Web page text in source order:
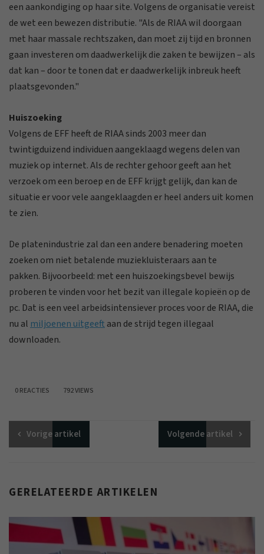
een aankondiging op haar site. Volgens de organisatie vereist
de wet een bewezen distributie. "Als de RIAA wil doorgaan
met haar massale rechtszaken, dan moet zij tijd en bronnen
gaan investeren om daadwerkelijk die zaken te bewijzen – als
dat kan – door te tonen dat er daadwerkelijk inbreuk heeft
plaatsgevonden."
Huiszoeking
Volgens de EFF heeft de RIAA sinds 2003 meer dan
twintigduizend individuen aangeklaagd wegens delen van
muziek op internet. Als de rechter gehoor geeft aan het
verzoek om een beroep en de EFF krijgt gelijk, dan kan de
situatie er voor vele aangeklaagden er heel anders uit komen
te zien.
De platenindustrie zal dan een andere benadering moeten
zoeken om niet betalende muziekluisteraars aan te
pakken. Bijvoorbeeld: met een huiszoekingsbevel bewijs
proberen te vinden voor het bezit van illegale kopieën op de
pc. Dat is een veel arbeidsintensiever proces voor de RIAA, die
nu al miljoenen uitgeeft aan de strijd tegen illegaal
downloaden.
0 REACTIES 792 VIEWS
Vorigeartikel Volgendeartikel
GERELATEERDE ARTIKELEN